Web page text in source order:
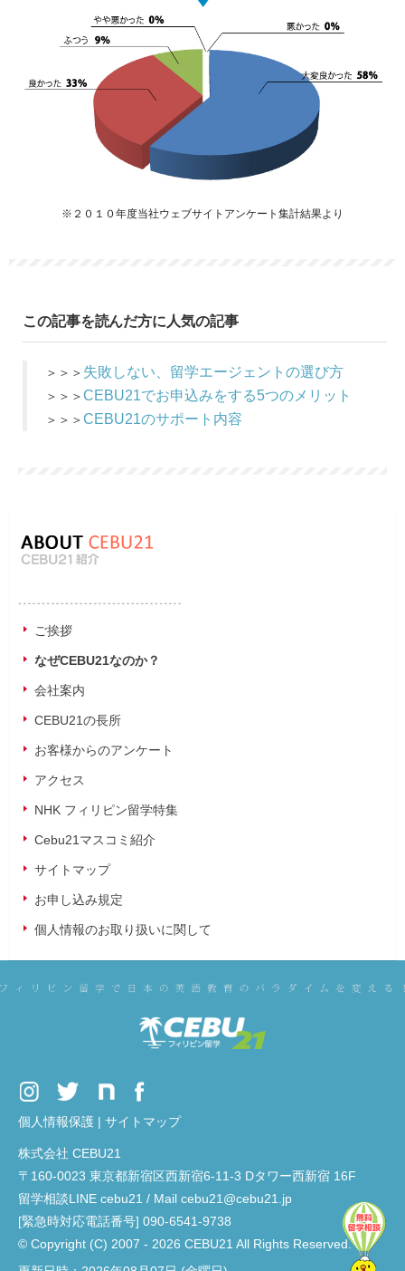
※２０１０年度当社ウェブサイトアンケート集計結果より
この記事を読んだ方に人気の記事
＞＞＞ 失敗しない、留学エージェントの選び方
＞＞＞CEBU21でお申込みをする5つのメリット
＞＞＞CEBU21のサポート内容
ご挨拶
なぜCEBU21なのか？
会社案内
CEBU21の長所
お客様からのアンケート
アクセス
NHK フィリピン留学特集
Cebu21マスコミ紹介
サイトマップ
お申し込み規定
個人情報のお取り扱いに関して
個人情報保護 | サイトマップ
株式会社 CEBU21
〒160-0023 東京都新宿区西新宿6-11-3 Dタワー西新宿 16F
留学相談LINE cebu21 / Mail cebu21@cebu21.jp
[緊急時対応電話番号] 090-6541-9738
© Copyright (C) 2007 - 2026 CEBU21 All Rights Reserved.